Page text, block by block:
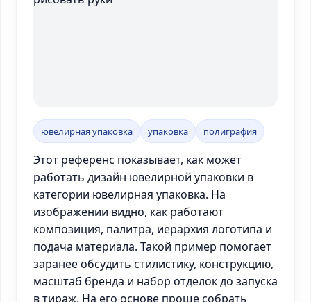
ювелирная упаковка упаковка полиграфия
Этот референс показывает, как может
работать дизайн ювелирной упаковки в
категории ювелирная упаковка. На
изображении видно, как работают
композиция, палитра, иерархия логотипа и
подача материала. Такой пример помогает
заранее обсудить стилистику, конструкцию,
масштаб бренда и набор отделок до запуска
в тираж. На его основе проще собрать